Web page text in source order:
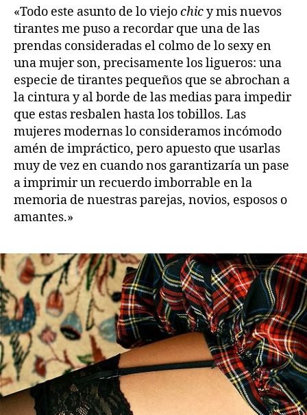
«Todo este asunto de lo viejochicy mis nuevos
tirantes me puso a recordar que una de las
prendas consideradas el colmo de lo sexy en
una mujer son, precisamente los ligueros: una
especie de tirantes pequeños que se abrochan a
la cintura y al borde de las medias para impedir
que estas resbalen hasta los tobillos. Las
mujeres modernas lo consideramos incómodo
amén de impráctico, pero apuesto que usarlas
muy de vez en cuando nos garantizaría un pase
a imprimir un recuerdo imborrable en la
memoria de nuestras parejas, novios, esposos o
amantes.»